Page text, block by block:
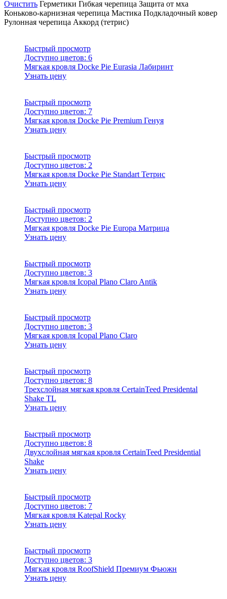
Очистить Герметики Гибкая черепица Защита от мха
Коньково-карнизная черепица Мастика Подкладочный ковер
Рулонная черепица Аккорд (тетрис)
Быстрый просмотр
Доступно цветов: 6
Мягкая кровля Docke Pie Eurasia Лабиринт
Узнать цену
Быстрый просмотр
Доступно цветов: 7
Мягкая кровля Docke Pie Premium Генуя
Узнать цену
Быстрый просмотр
Доступно цветов: 2
Мягкая кровля Docke Pie Standart Тетрис
Узнать цену
Быстрый просмотр
Доступно цветов: 2
Мягкая кровля Docke Pie Europa Матрица
Узнать цену
Быстрый просмотр
Доступно цветов: 3
Мягкая кровля Icopal Plano Claro Antik
Узнать цену
Быстрый просмотр
Доступно цветов: 3
Мягкая кровля Icopal Plano Claro
Узнать цену
Быстрый просмотр
Доступно цветов: 8
Трехслойная мягкая кровля CertainTeed Presidental
Shake TL
Узнать цену
Быстрый просмотр
Доступно цветов: 8
Двухслойная мягкая кровля CertainTeed Presidential
Shake
Узнать цену
Быстрый просмотр
Доступно цветов: 7
Мягкая кровля Katepal Rocky
Узнать цену
Быстрый просмотр
Доступно цветов: 3
Мягкая кровля RoofShield Премиум Фьюжн
Узнать цену